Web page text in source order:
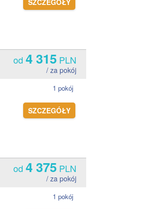
SZCZEGÓŁY
od 4 315 PLN
/ za pokój
1 pokój
SZCZEGÓŁY
od 4 375 PLN
/ za pokój
1 pokój